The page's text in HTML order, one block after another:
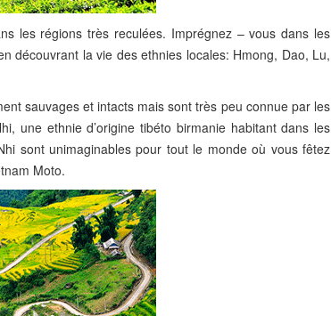
les régions très reculées. Imprégnez – vous dans les
découvrant la vie des ethnies locales: Hmong, Dao, Lu,
sauvages et intacts mais sont très peu connue par les
une ethnie d’origine tibéto birmanie habitant dans les
sont unimaginables pour tout le monde où vous fêtez
Moto.